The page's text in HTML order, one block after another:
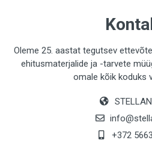
Oleme 25. aastat tegutsev
ehitusmaterjalide ja -tarvete
omale kõik koduks
+372